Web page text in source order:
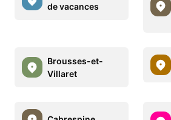
de vacances
Brousses-et-
Villaret